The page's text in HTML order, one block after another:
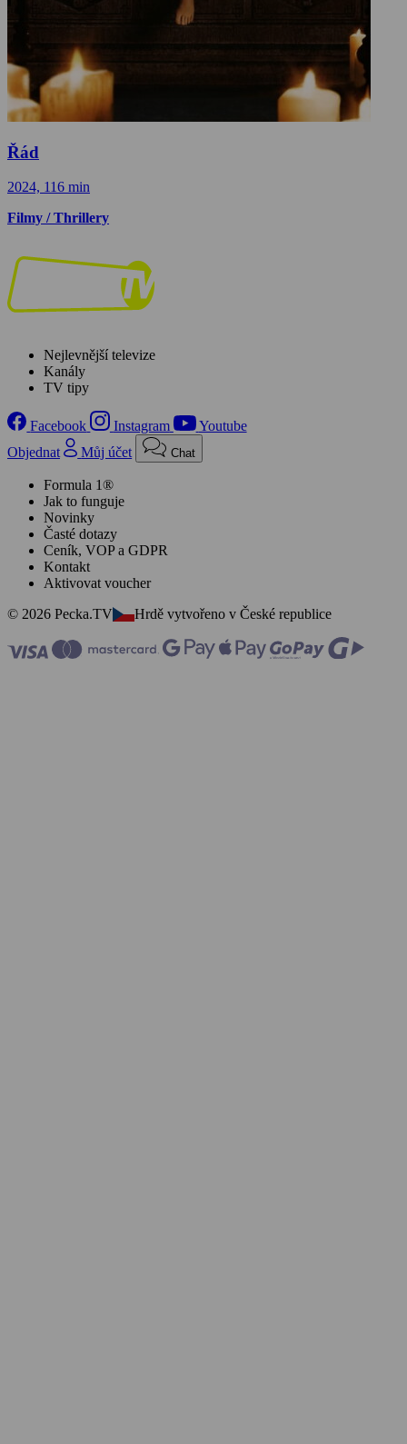
Řád
2024, 116 min
Filmy / Thrillery
Nejlevnější televize
Kanály
TV tipy
Facebook Instagram
Youtube
Objednat
Můj účet Chat
Formula 1®
Jak to funguje
Novinky
Časté dotazy
Ceník, VOP a GDPR
Kontakt
Aktivovat voucher
© 2026 Pecka.TV
Hrdě vytvořeno v České republice